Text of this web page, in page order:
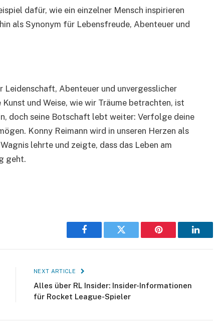
dafür, wie ein einzelner Mensch inspirieren
als Synonym für Lebensfreude, Abenteuer und
Leidenschaft, Abenteuer und unvergesslicher
und Weise, wie wir Träume betrachten, ist
doch seine Botschaft lebt weiter: Verfolge deine
Konny Reimann wird in unseren Herzen als
lehrte und zeigte, dass das Leben am
geht.
Facebook Twitter Pinterest LinkedIn
NEXT ARTICLE
Alles über RL Insider: Insider-Informationen
für Rocket League-Spieler